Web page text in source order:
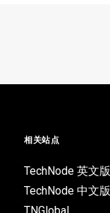
相关站点
TechNode 英文版
TechNode 中文版